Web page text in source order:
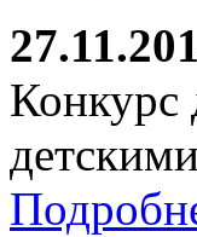
Конкурс